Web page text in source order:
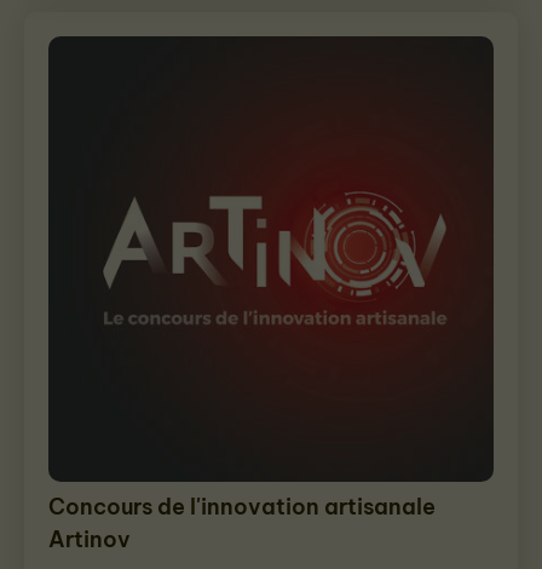
Concours de l'innovation artisanale
Artinov